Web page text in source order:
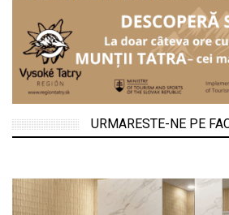
URMARESTE-NE PE